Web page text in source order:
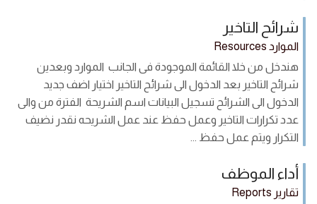
شرائح التاخير
الموارد Resources
هندخل من خلا القائمة الموجودة فى الجانب الموارد وبعدين
شرائح التاخير بعد الدخول الى شرائح التاخير اختيار اضف جديد
الدخول الى الشرائح تسجيل البيانات اسم الشريحة الفترة من والى
عدد تكرارات التاخير وعمل حفظ عند عمل الشريحه نقدر نضيف
التكرار ويتم عمل حفظ ...
أداء الموظف
تقارير Reports